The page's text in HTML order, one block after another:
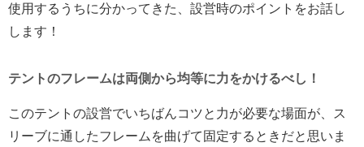
使用するうちに分かってきた、設営時のポイントをお話し
します！
テントのフレームは両側から均等に力をかけるべし！
このテントの設営でいちばんコツと力が必要な場面が、ス
リーブに通したフレームを曲げて固定するときだと思いま